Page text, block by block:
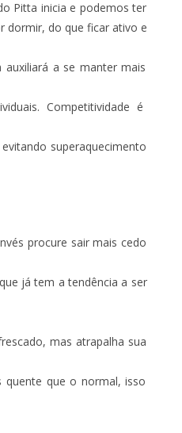
Pitta inicia e podemos ter
dormir, do que ficar ativo e
a se manter mais
Competitividade é
superaquecimento
procure sair mais cedo
já tem a tendência a ser
mas atrapalha sua
quente que o normal, isso